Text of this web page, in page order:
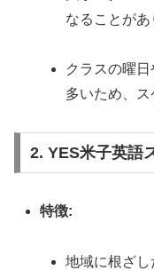
なることがあ
クラスの曜
多いため、ス
2. YES米子英語
特徴:
地域に根ざし